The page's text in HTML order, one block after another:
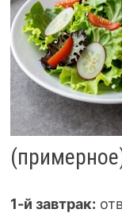
1-й завтрак: